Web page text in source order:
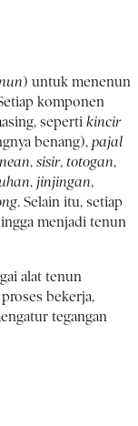
) untuk menenun
komponen
seperti kincir
benang), pajal
, sisir, totogan,
, jinjingan,
. Selain itu, setiap
menjadi tenun
alat tenun
bekerja,
tegangan